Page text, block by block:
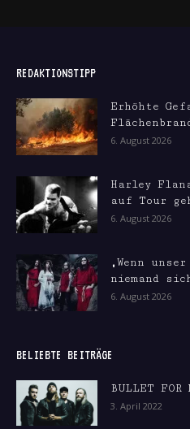
REDAKTIONSTIPP
Erhöhte
6. August 2026
Harley
auf Tour
6. August 2026
„Wenn
niemand
6. August 2026
BELIEBTE BEITRÄGE
BULLET FOR
3. April 2022